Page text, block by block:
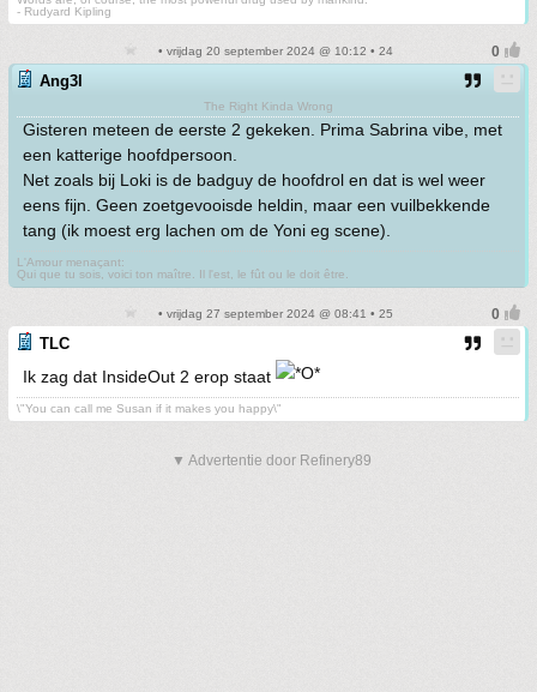
- Rudyard Kipling
• vrijdag 20 september 2024 @ 10:12 • 24
Ang3l
The Right Kinda Wrong
Gisteren meteen de eerste 2 gekeken. Prima Sabrina vibe, met
een katterige hoofdpersoon.
Net zoals bij Loki is de badguy de hoofdrol en dat is wel weer
eens fijn. Geen zoetgevooisde heldin, maar een vuilbekkende
tang (ik moest erg lachen om de Yoni eg scene).
L'Amour menaçant:
Qui que tu sois, voici ton maître. Il l'est, le fût ou le doit être.
• vrijdag 27 september 2024 @ 08:41 • 25
TLC
Ik zag dat InsideOut 2 erop staat
\"You can call me Susan if it makes you happy\"
▼ Advertentie door Refinery89